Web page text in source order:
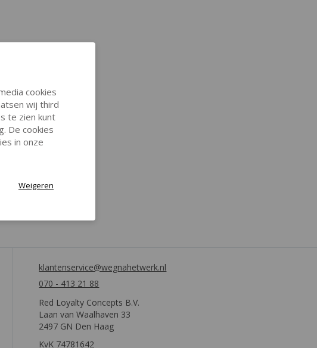
klantenservice@wegnahetwerk.nl
070 - 413 21 88
Red Loyalty Concepts B.V.
Laan van Waalhaven 33
2497 GN Den Haag
KvK 74781642
cookies
wij third
te zien kunt
De cookies
in onze
Weigeren